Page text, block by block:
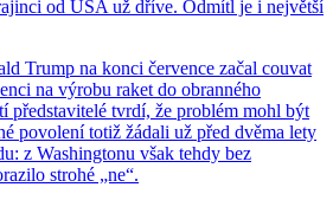
od USA už dříve. Odmítl je i největší
Trump na konci července začal couvat
na výrobu raket do obranného
představitelé tvrdí, že problém mohl být
povolení totiž žádali už před dvěma lety
z Washingtonu však tehdy bez
strohé „ne“.